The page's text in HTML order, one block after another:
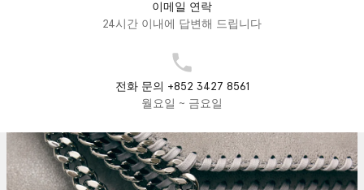
이메일 연락
24시간 이내에 답변해 드립니다
전화 문의 +852 3427 8561
월요일 ~ 금요일